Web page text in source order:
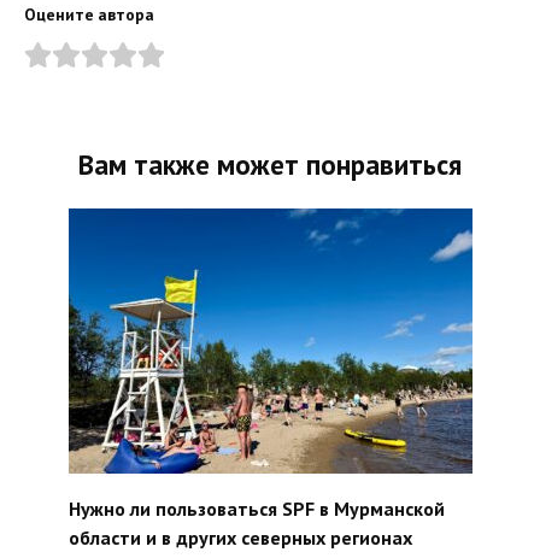
Оцените автора
Вам также может понравиться
Нужно ли пользоваться SPF в Мурманской
области и в других северных регионах